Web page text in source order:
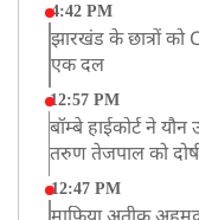
4:42 PM
झारखंड के छात्रों को
एक दल
12:57 PM
बॉम्बे हाईकोर्ट ने
तरुण तेजपाल को
12:47 PM